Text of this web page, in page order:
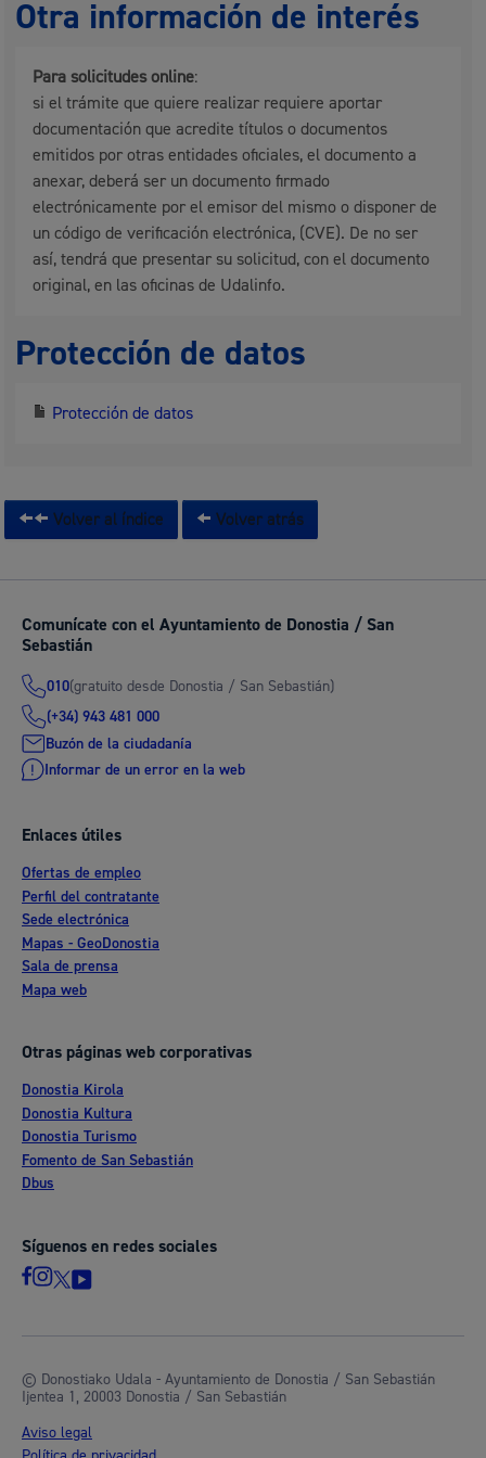
Otra información de interés
Para solicitudes online:
si el trámite que quiere realizar requiere aportar
documentación que acredite títulos o documentos
emitidos por otras entidades oficiales, el documento a
anexar, deberá ser un documento firmado
electrónicamente por el emisor del mismo o disponer de
un código de verificación electrónica, (CVE). De no ser
así, tendrá que presentar su solicitud, con el documento
original, en las oficinas de Udalinfo.
Protección de datos
Protección de datos
Volver al índice Volver atrás
Comunícate con el Ayuntamiento de Donostia / San
Sebastián
010(gratuito desde Donostia / San Sebastián)
(+34) 943 481 000
Buzón de la ciudadanía
Informar de un error en la web
Enlaces útiles
Ofertas de empleo
Perfil del contratante
Sede electrónica
Mapas - GeoDonostia
Sala de prensa
Mapa web
Otras páginas web corporativas
Donostia Kirola
Donostia Kultura
Donostia Turismo
Fomento de San Sebastián
Dbus
Síguenos en redes sociales
© Donostiako Udala - Ayuntamiento de Donostia / San Sebastián
Ijentea 1, 20003 Donostia / San Sebastián
Aviso legal